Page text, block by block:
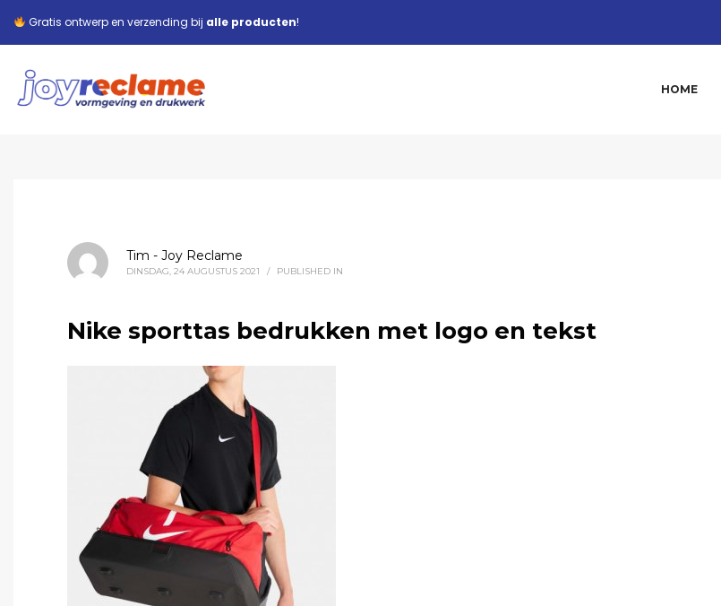
Gratis ontwerp en verzending bij alle producten!
HOME
Tim - Joy Reclame
DINSDAG, 24 AUGUSTUS 2021 / PUBLISHED IN
Nike sporttas bedrukken met logo en tekst